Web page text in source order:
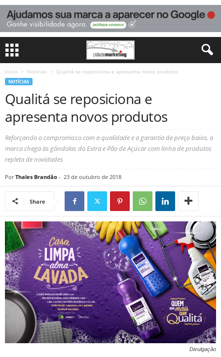
Início Notícias Qualitá se reposiciona e apresenta novos produtos
NOTÍCIAS
Qualitá se reposiciona e
apresenta novos produtos
Reforçando o compromisso com a qualidade e a garantia de preço baixo, a
marca chega às gôndolas do Extra e Pão de Açúcar com linha de produtos
repleta de novidades
Por Thales Brandão - 23 de outubro de 2018
Share
Divulgação